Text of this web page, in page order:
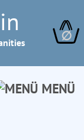
∅
MENÜ